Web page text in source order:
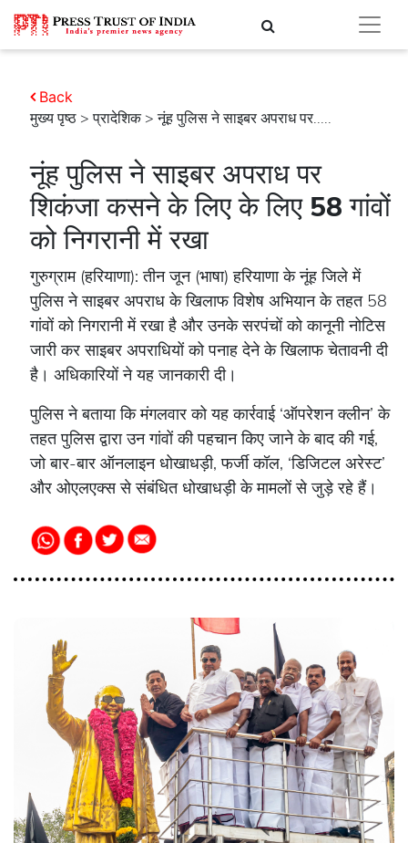
मुख्य पृष्ठ >प्रादेशिक> नूंह पुलिस ने साइबर अपराध पर.....
Back
नूंह पुलिस ने साइबर अपराध पर
शिकंजा कसने के लिए के लिए 58 गांवों
को निगरानी में रखा
गुरुग्राम (हरियाणा): तीन जून (भाषा) हरियाणा के नूंह जिले में
पुलिस ने साइबर अपराध के खिलाफ विशेष अभियान के तहत 58
गांवों को निगरानी में रखा है और उनके सरपंचों को कानूनी नोटिस
जारी कर साइबर अपराधियों को पनाह देने के खिलाफ चेतावनी दी
है। अधिकारियों ने यह जानकारी दी।
पुलिस ने बताया कि मंगलवार को यह कार्रवाई ‘ऑपरेशन क्लीन’ के
तहत पुलिस द्वारा उन गांवों की पहचान किए जाने के बाद की गई,
जो बार-बार ऑनलाइन धोखाधड़ी, फर्जी कॉल, ‘डिजिटल अरेस्ट’
और ओएलएक्स से संबंधित धोखाधड़ी के मामलों से जुड़े रहे हैं।